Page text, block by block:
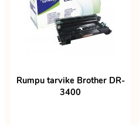
Rumpu tarvike Brother DR-
3400